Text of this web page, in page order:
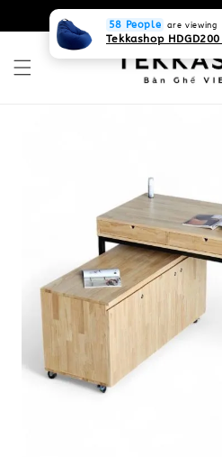
0931268840 Liên hệ
58 People are viewing